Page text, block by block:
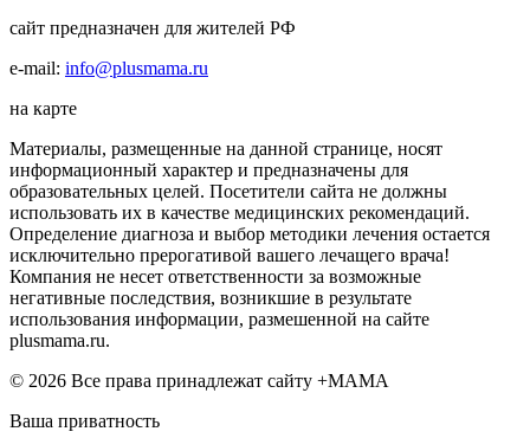
сайт предназначен для жителей РФ
e-mail: info@plusmama.ru
на карте
Материалы, размещенные на данной странице, носят
информационный характер и предназначены для
образовательных целей. Посетители сайта не должны
использовать их в качестве медицинских рекомендаций.
Определение диагноза и выбор методики лечения остается
исключительно прерогативой вашего лечащего врача!
Компания не несет ответственности за возможные
негативные последствия, возникшие в результате
использования информации, размешенной на сайте
plusmama.ru.
© 2026 Все права принадлежат сайту +МАМА
Ваша приватность